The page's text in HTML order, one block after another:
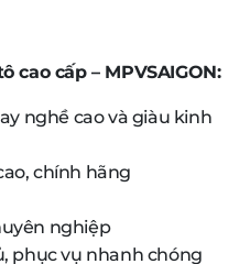
cao cấp – MPVSAIGON:
nghề cao và giàu kinh
chính hãng
nghiệp
phục vụ nhanh chóng